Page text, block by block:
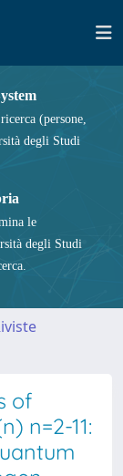
(persone,
degli Studi
le
degli Studi
of
n=2-11: